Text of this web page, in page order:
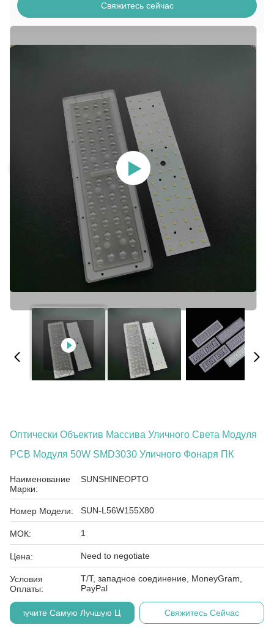
Свяжитесь сейчас
Оптически Объектив Массива Уличного Света Модуля
PCB Модуля 50W SMD3030 Уличного Фонаря ПК
Наименование
Марки:
SUNSHINEOPTO
Номер Модели: SUN-L56W155X80
МОК: 1
Цена: Need to negotiate
Условия
Оплаты:
T/T, западное соединение, MoneyGram,
PayPal
Получите Самую Лучшую Цену Свяжитесь Сейчас